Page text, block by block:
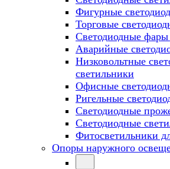
Фигурные
Торговые
Cветодиодные
Аварийные
Низковольтные
светильники
Офисные
Ригельные
Светодиодные
Светодиодные
Фитосветильники
Опоры наружного